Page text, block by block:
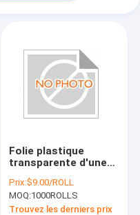
Folie plastique
transparente d'une
mm et d'une bonne
souplesse
Prix:$9.00/ROLL
MOQ:1000ROLLS
Trouvez les derniers prix